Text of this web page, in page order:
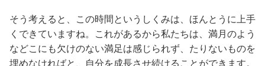
そう考えると、この時間というしくみは、ほんとうに上手
くできていますね。これがあるから私たちは、満月のよう
などこにも欠けのない満足は感じられず、たりないものを
埋めなければと、自分を成長させ続けることができます。